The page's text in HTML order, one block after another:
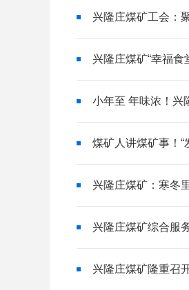
兴隆庄煤矿工会：
兴隆庄煤矿“幸福食
小年至 年味浓！兴
煤矿人讲煤矿事！“
兴隆庄煤矿：寒冬
兴隆庄煤矿综合服
兴隆庄煤矿隆重召